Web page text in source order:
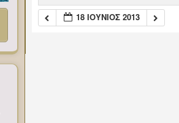
18 ΙΟΎΝΙΟΣ 2013